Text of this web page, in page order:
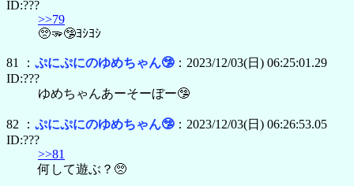
ID:???
>>79
🥺🫳🤥ﾖｼﾖｼ
81 ： ぷにぷにのゆめちゃん🤥：2023/12/03(日) 06:25:01.29
ID:???
ゆめちゃんあーそーぼー🤥
82 ： ぷにぷにのゆめちゃん🤥：2023/12/03(日) 06:26:53.05
ID:???
>>81
何して遊ぶ？🥺